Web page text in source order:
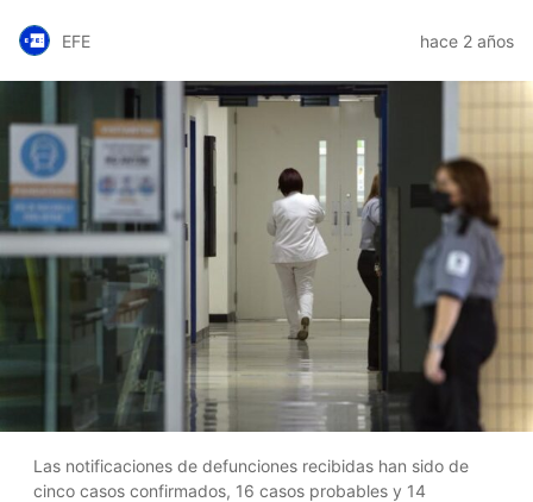
EFE hace 2 años
Las notificaciones de defunciones recibidas han sido de
cinco casos confirmados, 16 casos probables y 14